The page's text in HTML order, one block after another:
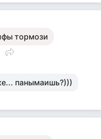
тормози
панымаишь?)))